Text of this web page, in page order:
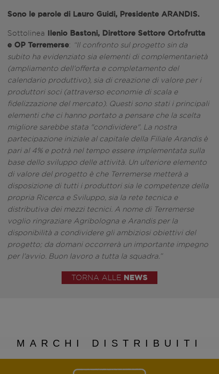
Sono le parole di Lauro Guidi, Presidente ARANDIS.
Sottolinea Ilenio Bastoni, Direttore Settore Ortofrutta
e OP Terremerse: “Il confronto sul progetto sin da
subito ha evidenziato sia elementi di complementarietà
(ampliamento dell'offerta e completamento del
calendario produttivo), sia di creazione di valore per i
produttori soci (attraverso economie di scala e
fidelizzazione del mercato). Questi sono stati i principali
elementi che ci hanno portato a pensare che la scelta
migliore sarebbe stata "condividere". La nostra
partecipazione iniziale al capitale della Filiale Arandis è
pari al 4% e potrà nel tempo essere implementata sulla
base dello sviluppo delle attività. Un ulteriore elemento
di valore del progetto è che Terremerse metterà a
disposizione di tutti i produttori sia le competenze della
propria Ricerca e Sviluppo, sia la rete tecnica e
distributiva dei mezzi tecnici. A nome di Terremerse
voglio ringraziare Agribologna e Arandis per la
disponibilità a condividere gli ambiziosi obiettivi del
progetto; da domani occorrerà un importante impegno
per l'avvio. Buon lavoro a tutta la squadra.”
TORNA ALLE NEWS
MARCHI DISTRIBUITI